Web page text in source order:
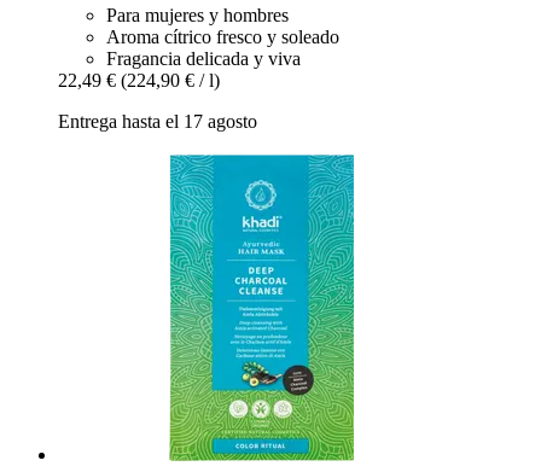
Para mujeres y hombres
Aroma cítrico fresco y soleado
Fragancia delicada y viva
22,49 € (224,90 € / l)
Entrega hasta el 17 agosto